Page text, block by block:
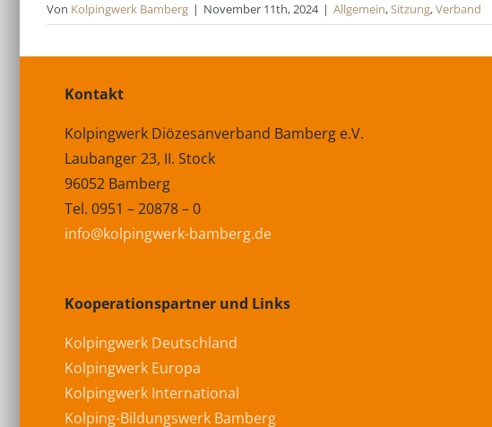
Von Kolpingwerk Bamberg | November 11th, 2024 | Allgemein,Sitzung,Verband
Kontakt
Kolpingwerk Diözesanverband Bamberg e.V.
Laubanger 23, II. Stock
96052 Bamberg
Tel. 0951 – 20878 – 0
info@kolpingwerk-bamberg.de
Kooperationspartner und Links
Kolpingwerk Deutschland
Kolpingwerk Europa
Kolpingwerk International
Kolping-Bildungswerk Bamberg